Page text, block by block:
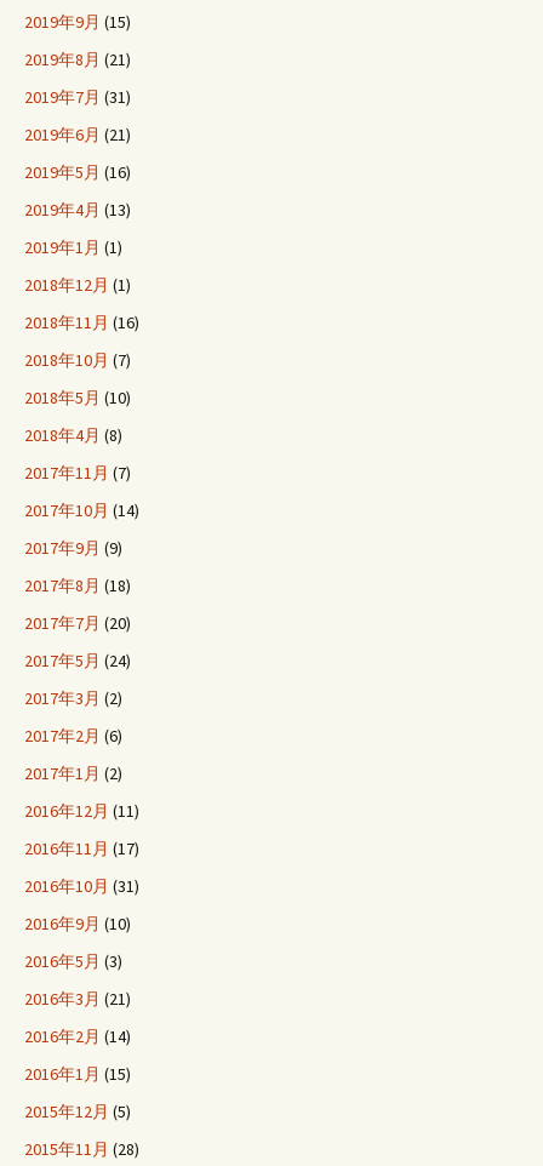
2019年9月 (15)
2019年8月 (21)
2019年7月 (31)
2019年6月 (21)
2019年5月 (16)
2019年4月 (13)
2019年1月 (1)
2018年12月 (1)
2018年11月 (16)
2018年10月 (7)
2018年5月 (10)
2018年4月 (8)
2017年11月 (7)
2017年10月 (14)
2017年9月 (9)
2017年8月 (18)
2017年7月 (20)
2017年5月 (24)
2017年3月 (2)
2017年2月 (6)
2017年1月 (2)
2016年12月 (11)
2016年11月 (17)
2016年10月 (31)
2016年9月 (10)
2016年5月 (3)
2016年3月 (21)
2016年2月 (14)
2016年1月 (15)
2015年12月 (5)
2015年11月 (28)